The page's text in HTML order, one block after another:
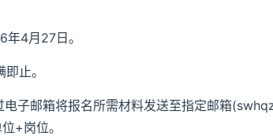
4月27日。
止。
子邮箱将报名所需材料发送至指定邮箱
+岗位。